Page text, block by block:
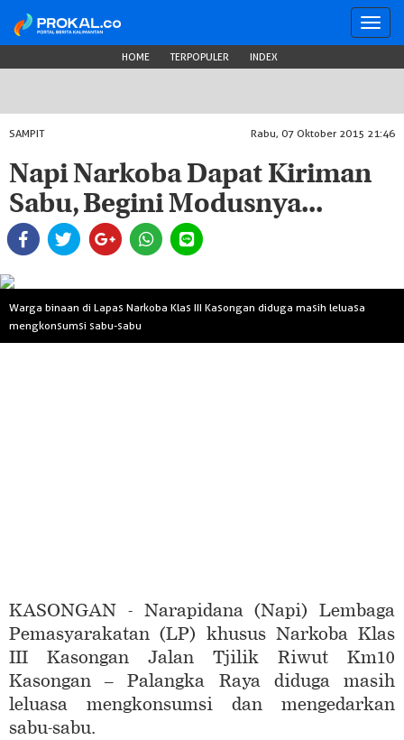
HOME TERPOPULER INDEX
SAMPIT Rabu, 07 Oktober 2015 21:46
Napi Narkoba Dapat Kiriman
Sabu, Begini Modusnya...
Warga binaan di Lapas Narkoba Klas III Kasongan diduga masih leluasa
mengkonsumsi sabu-sabu
KASONGAN - Narapidana (Napi) Lembaga
Pemasyarakatan (LP) khusus Narkoba Klas
III Kasongan Jalan Tjilik Riwut Km10
Kasongan – Palangka Raya diduga masih
leluasa mengkonsumsi dan mengedarkan
sabu-sabu.